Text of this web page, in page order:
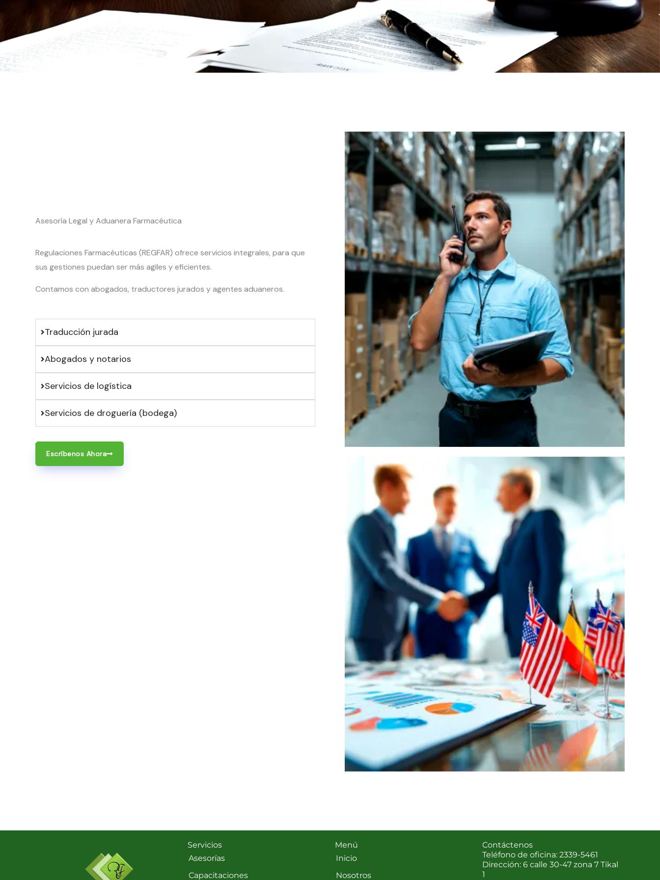
Asesoría Legal y Aduanera Farmacéutica
Regulaciones Farmacéuticas (REGFAR) ofrece servicios integrales, para que
sus gestiones puedan ser más agiles y eficientes.
Contamos con abogados, traductores jurados y agentes aduaneros.
Traducción jurada
Abogados y notarios
Servicios de logística
Servicios de droguería (bodega)
Escríbenos Ahora
Servicios
Asesorías
Capacitaciones
Menú
Inicio
Nosotros
Contáctenos
Teléfono de oficina: 2339-5461
Dirección: 6 calle 30-47 zona 7 Tikal
1